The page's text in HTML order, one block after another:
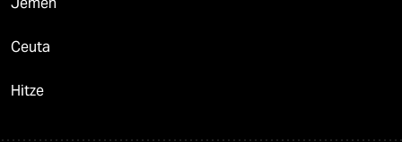
Ceuta
Hitze